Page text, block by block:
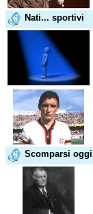
Nati... sportivi
Scomparsi oggi